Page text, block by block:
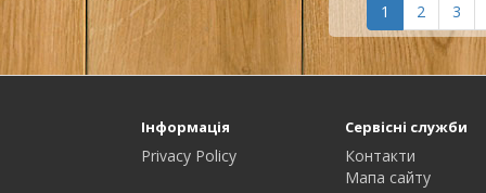
1 2 3
Інформація
Privacy Policy
Сервісні служби
Контакти
Мапа сайту